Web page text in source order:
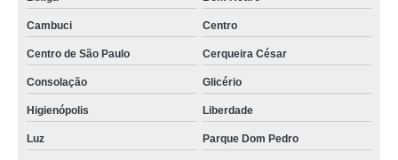
Cambuci Centro
Centro de São Paulo Cerqueira César
Consolação Glicério
Higienópolis Liberdade
Luz Parque Dom Pedro